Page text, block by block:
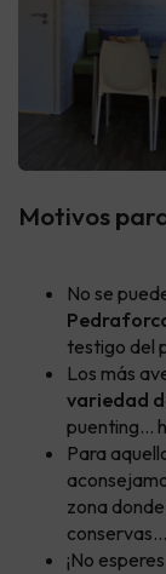
Motivos
No se
testigo del
Los más
variedad
puenting...
Para
zona
conservas...
¡No